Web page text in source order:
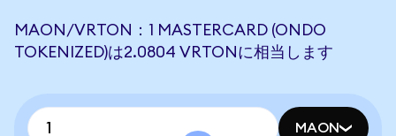
MAON/VRTON：1 MASTERCARD (ONDO
TOKENIZED)は2.0804 VRTONに相当します
MAON